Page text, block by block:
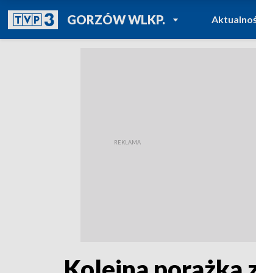
GORZÓW WLKP.POWRÓT DO
TVP REGIONY